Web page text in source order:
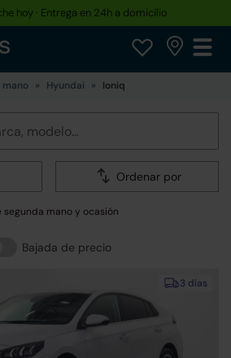
hoy · Entrega en 24h a domicilio
mano Hyundai Ioniq
Ordenar por
segunda mano y ocasión
Bajada de precio
3 días